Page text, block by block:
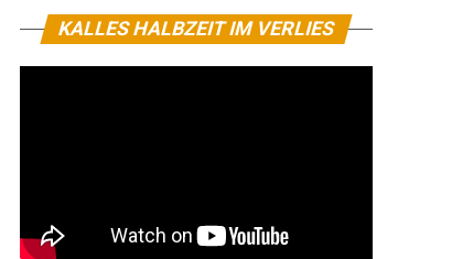
KALLES HALBZEIT IM VERLIES